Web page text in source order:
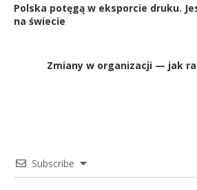
Polska potęgą w eksporcie druku.
na świecie
Zmiany w organizacji — jak
Subscribe